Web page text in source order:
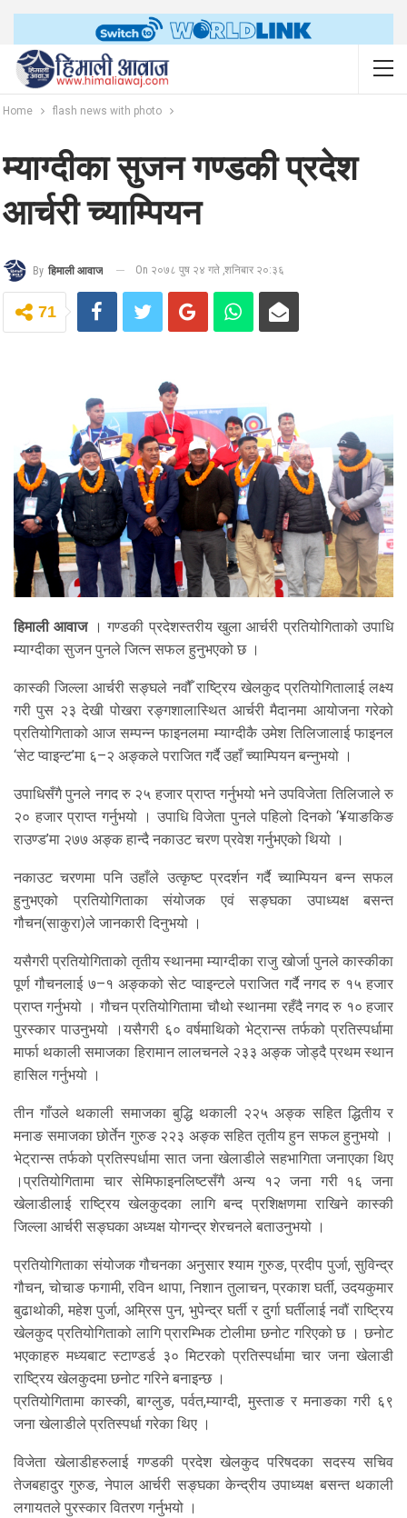
Home flash news with photo
म्याग्दीका सुजन गण्डकी प्रदेश
आर्चरी च्याम्पियन
By हिमाली आवाज On २०७८ पुष २४ गते ,शनिबार २०:३६
71
हिमाली आवाज। गण्डकी प्रदेशस्तरीय खुला आर्चरी प्रतियोगिताको उपाधि
म्याग्दीका सुजन पुनले जित्न सफल हुनुभएको छ ।
कास्की जिल्ला आर्चरी सङ्घले नवौँ राष्ट्रिय खेलकुद प्रतियोगितालाई लक्ष्य
गरी पुस २३ देखी पोखरा रङ्गशालास्थित आर्चरी मैदानमा आयोजना गरेको
प्रतियोगिताको आज सम्पन्न फाइनलमा म्याग्दीकै उमेश तिलिजालाई फाइनल
‘सेट प्वाइन्ट’मा ६–२ अङ्कले पराजित गर्दै उहाँ च्याम्पियन बन्नुभयो ।
उपाधिसँगै पुनले नगद रु २५ हजार प्राप्त गर्नुभयो भने उपविजेता तिलिजाले रु
२० हजार प्राप्त गर्नुभयो । उपाधि विजेता पुनले पहिलो दिनको ‘¥याङकिङ
राउण्ड’मा २७७ अङ्क हान्दै नकाउट चरण प्रवेश गर्नुभएको थियो ।
नकाउट चरणमा पनि उहाँले उत्कृष्ट प्रदर्शन गर्दै च्याम्पियन बन्न सफल
हुनुभएको प्रतियोगिताका संयोजक एवं सङ्घका उपाध्यक्ष बसन्त
गौचन(साकुरा)ले जानकारी दिनुभयो ।
यसैगरी प्रतियोगिताको तृतीय स्थानमा म्याग्दीका राजु खोर्जा पुनले कास्कीका
पूर्ण गौचनलाई ७–१ अङ्कको सेट प्वाइन्टले पराजित गर्दै नगद रु १५ हजार
प्राप्त गर्नुभयो । गौचन प्रतियोगितामा चौथो स्थानमा रहँदै नगद रु १० हजार
पुरस्कार पाउनुभयो ।यसैगरी ६० वर्षमाथिको भेट्रान्स तर्फको प्रतिस्पर्धामा
मार्फा थकाली समाजका हिरामान लालचनले २३३ अङ्क जोड्दै प्रथम स्थान
हासिल गर्नुभयो ।
तीन गाँउले थकाली समाजका बुद्धि थकाली २२५ अङ्क सहित द्धितीय र
मनाङ समाजका छोर्तेन गुरुङ २२३ अङ्क सहित तृतीय हुन सफल हुनुभयो ।
भेट्रान्स तर्फको प्रतिस्पर्धामा सात जना खेलाडीले सहभागिता जनाएका थिए
।प्रतियोगितामा चार सेमिफाइनलिष्टसँगै अन्य १२ जना गरी १६ जना
खेलाडीलाई राष्ट्रिय खेलकुदका लागि बन्द प्रशिक्षणमा राखिने कास्की
जिल्ला आर्चरी सङ्घका अध्यक्ष योगन्द्र शेरचनले बताउनुभयो ।
प्रतियोगिताका संयोजक गौचनका अनुसार श्याम गुरुङ, प्रदीप पुर्जा, सुविन्द्र
गौचन, चोचाङ फगामी, रविन थापा, निशान तुलाचन, प्रकाश घर्ती, उदयकुमार
बुढाथोकी, महेश पुर्जा, अम्रिस पुन, भुपेन्द्र घर्ती र दुर्गा घर्तीलाई नवौं राष्ट्रिय
खेलकुद प्रतियोगिताको लागि प्रारम्भिक टोलीमा छनोट गरिएको छ । छनोट
भएकाहरु मध्यबाट स्टाण्डर्ड ३० मिटरको प्रतिस्पर्धामा चार जना खेलाडी
राष्ट्रिय खेलकुदमा छनोट गरिने बनाइन्छ ।
प्रतियोगितामा कास्की, बाग्लुङ, पर्वत,म्याग्दी, मुस्ताङ र मनाङका गरी ६९
जना खेलाडीले प्रतिस्पर्धा गरेका थिए ।
विजेता खेलाडीहरुलाई गण्डकी प्रदेश खेलकुद परिषदका सदस्य सचिव
तेजबहादुर गुरुङ, नेपाल आर्चरी सङ्घका केन्द्रीय उपाध्यक्ष बसन्त थकाली
लगायतले पुरस्कार वितरण गर्नुभयो ।